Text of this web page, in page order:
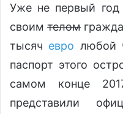
Уже не первый год
своим телом
тысяч евро любой
паспорт этого
самом конце
представили